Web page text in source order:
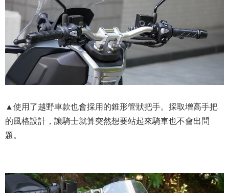
▲使用了越野車款也會採用的錐形管狀把手。採取增高手把
的風格設計，讓騎士就算突然想要站起來騎車也不會出問
題。